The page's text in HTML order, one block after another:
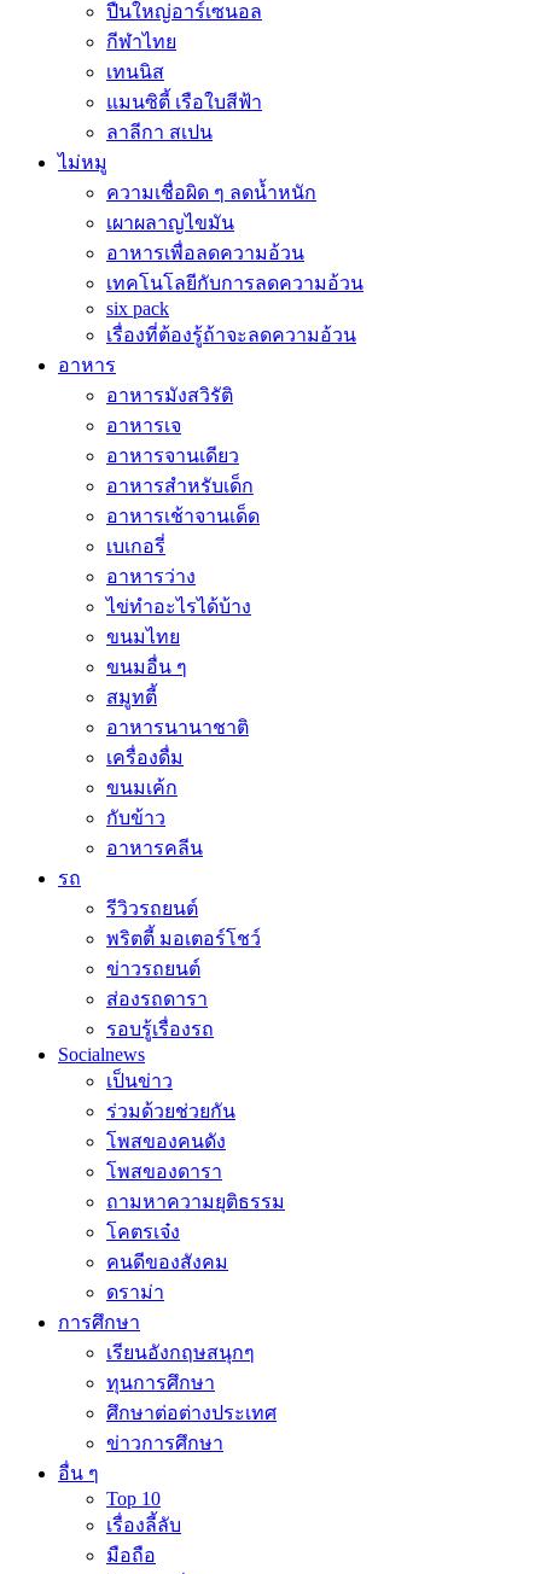
ปืนใหญ่อาร์เซนอล
กีฬาไทย
เทนนิส
แมนซิตี้ เรือใบสีฟ้า
ลาลีกา สเปน
ไม่หมู
ความเชื่อผิด ๆ ลดน้ำหนัก
เผาผลาญไขมัน
อาหารเพื่อลดความอ้วน
เทคโนโลยีกับการลดความอ้วน
six pack
เรื่องที่ต้องรู้ถ้าจะลดความอ้วน
อาหาร
อาหารมังสวิรัติ
อาหารเจ
อาหารจานเดียว
อาหารสำหรับเด็ก
อาหารเช้าจานเด็ด
เบเกอรี่
อาหารว่าง
ไข่ทำอะไรได้บ้าง
ขนมไทย
ขนมอื่น ๆ
สมูทตี้
อาหารนานาชาติ
เครื่องดื่ม
ขนมเค้ก
กับข้าว
อาหารคลีน
รถ
รีวิวรถยนต์
พริตตี้ มอเตอร์โชว์
ข่าวรถยนต์
ส่องรถดารา
รอบรู้เรื่องรถ
Socialnews
เป็นข่าว
ร่วมด้วยช่วยกัน
โพสของคนดัง
โพสของดารา
ถามหาความยุติธรรม
โคตรเจ๋ง
คนดีของสังคม
ดราม่า
การศึกษา
เรียนอังกฤษสนุกๆ
ทุนการศึกษา
ศึกษาต่อต่างประเทศ
ข่าวการศึกษา
อื่น ๆ
Top 10
เรื่องลี้ลับ
มือถือ